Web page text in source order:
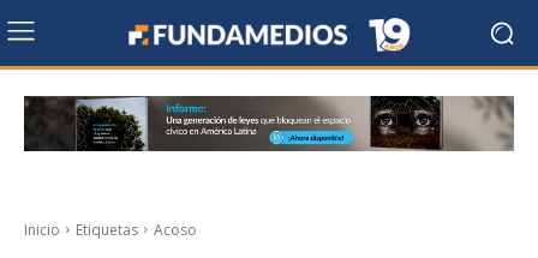
Inicio Etiquetas Acoso